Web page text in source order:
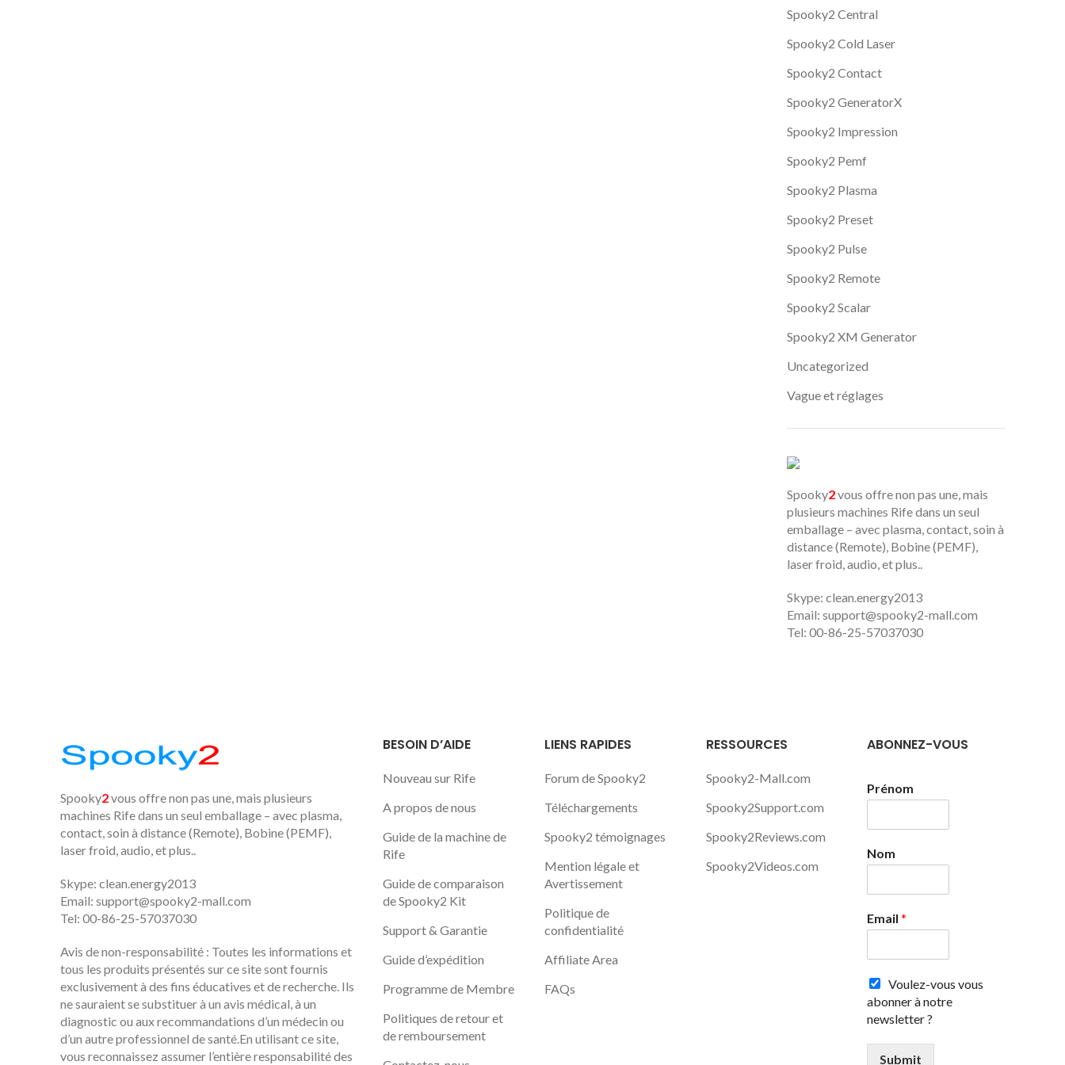
Spooky2 Central
Spooky2 Cold Laser
Spooky2 Contact
Spooky2 GeneratorX
Spooky2 Impression
Spooky2 Pemf
Spooky2 Plasma
Spooky2 Preset
Spooky2 Pulse
Spooky2 Remote
Spooky2 Scalar
Spooky2 XM Generator
Uncategorized
Vague et réglages
Spooky2vous offre non pas une, mais
plusieurs machines Rife dans un seul
emballage – avec plasma, contact, soin à
distance (Remote), Bobine (PEMF),
laser froid, audio, et plus..
Skype: clean.energy2013
Email: support@spooky2-mall.com
Tel: 00-86-25-57037030
Spooky2vous offre non pas une, mais plusieurs
machines Rife dans un seul emballage – avec plasma,
contact, soin à distance (Remote), Bobine (PEMF),
laser froid, audio, et plus..
Skype: clean.energy2013
Email: support@spooky2-mall.com
Tel: 00-86-25-57037030
Avis de non-responsabilité : Toutes les informations et
tous les produits présentés sur ce site sont fournis
exclusivement à des fins éducatives et de recherche. Ils
ne sauraient se substituer à un avis médical, à un
diagnostic ou aux recommandations d’un médecin ou
d’un autre professionnel de santé.En utilisant ce site,
vous reconnaissez assumer l’entière responsabilité des
BESOIN D’AIDE
Nouveau sur Rife
A propos de nous
Guide de la machine de
Rife
Guide de comparaison
de Spooky2 Kit
Support & Garantie
Guide d’expédition
Programme de Membre
Politiques de retour et
de remboursement
LIENS RAPIDES
Forum de Spooky2
Téléchargements
Spooky2 témoignages
Mention légale et
Avertissement
Politique de
confidentialité
Affiliate Area
FAQs
RESSOURCES
Spooky2-Mall.com
Spooky2Support.com
Spooky2Reviews.com
Spooky2Videos.com
ABONNEZ-VOUS
Prénom
Nom
Email*
Voulez-vous vous
abonner à notre
newsletter ?
Submit